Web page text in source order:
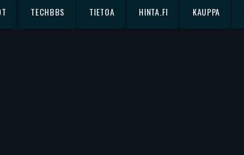
TECHBBS TIETOA HINTA.FI KAUPPA